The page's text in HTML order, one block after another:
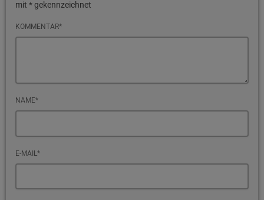
mit * gekennzeichnet
KOMMENTAR*
NAME*
E-MAIL*